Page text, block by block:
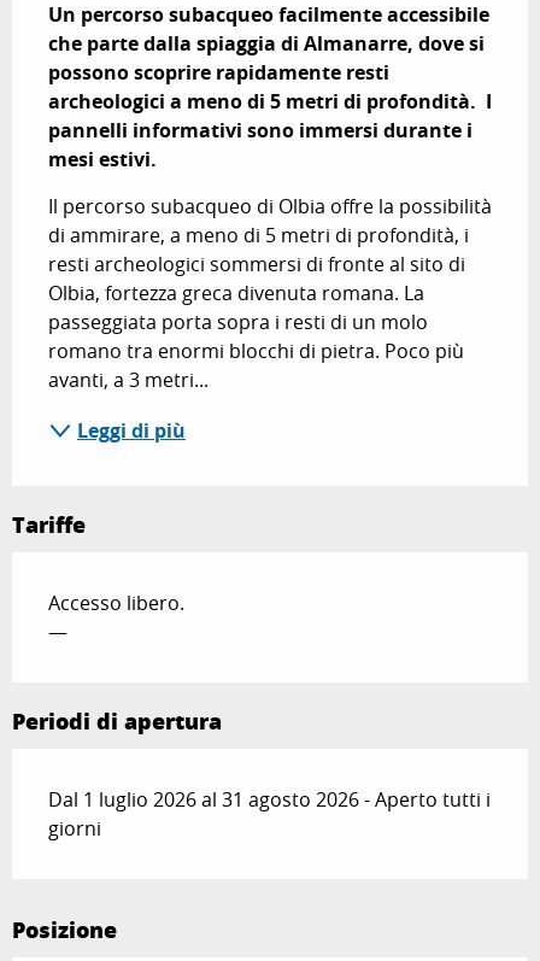
Un percorso subacqueo facilmente accessibile
che parte dalla spiaggia di Almanarre, dove si
possono scoprire rapidamente resti
archeologici a meno di 5 metri di profondità.  I
pannelli informativi sono immersi durante i
mesi estivi.
Il percorso subacqueo di Olbia offre la possibilità
di ammirare, a meno di 5 metri di profondità, i
resti archeologici sommersi di fronte al sito di
Olbia, fortezza greca divenuta romana. La
passeggiata porta sopra i resti di un molo
romano tra enormi blocchi di pietra. Poco più
avanti, a 3 metri...
Leggi di più
Tariffe
Accesso libero.
—
Periodi di apertura
Dal 1 luglio 2026 al 31 agosto 2026 - Aperto tutti i
giorni
Posizione